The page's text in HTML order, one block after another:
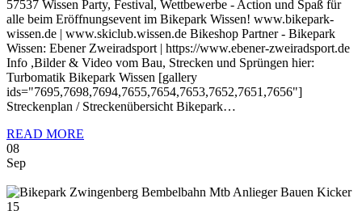
57537 Wissen Party, Festival, Wettbewerbe - Action und Spaß für
alle beim Eröffnungsevent im Bikepark Wissen! www.bikepark-
wissen.de | www.skiclub.wissen.de Bikeshop Partner - Bikepark
Wissen: Ebener Zweiradsport | https://www.ebener-zweiradsport.de
Info ,Bilder & Video vom Bau, Strecken und Sprüngen hier:
Turbomatik Bikepark Wissen [gallery
ids="7695,7698,7694,7655,7654,7653,7652,7651,7656"]
Streckenplan / Streckenübersicht Bikepark…
READ MORE
08
Sep